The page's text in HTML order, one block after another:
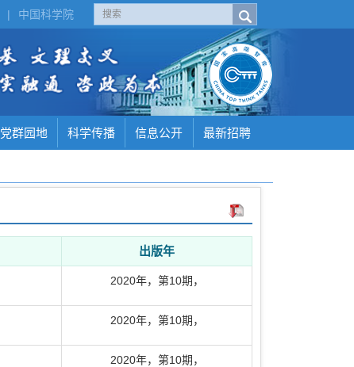
中国科学院
|
党群园地 科学传播 信息公开 最新招聘
出版年
2020年， 第10期 ，
2020年， 第10期 ，
2020年， 第10期 ，